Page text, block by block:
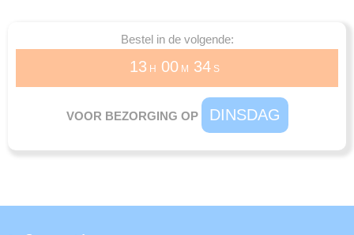
Bestel in de volgende:
13 H 00 M 34 S
VOOR BEZORGING OP DINSDAG